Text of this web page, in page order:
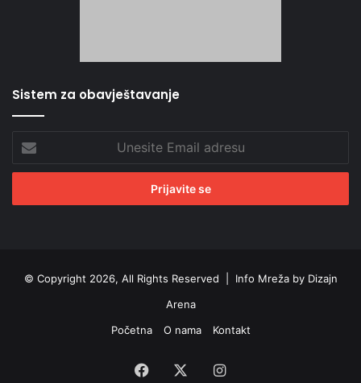
Sistem za obavještavanje
Email
adresu
© Copyright 2026, All Rights Reserved | Info Mreža by Dizajn
Arena
Početna
O nama Kontakt
Facebook Instagram